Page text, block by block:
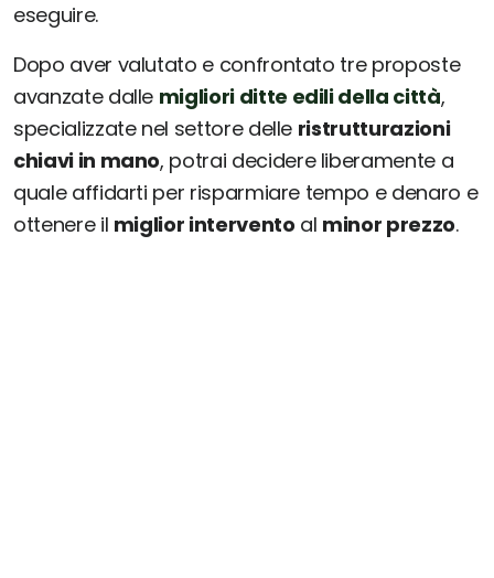
eseguire.
Dopo aver valutato e confrontato tre proposte
avanzate dalle migliori ditte edili della città,
specializzate nel settore delle ristrutturazioni
chiavi in mano, potrai decidere liberamente a
quale affidarti per risparmiare tempo e denaro e
ottenere il miglior intervento al minor prezzo.